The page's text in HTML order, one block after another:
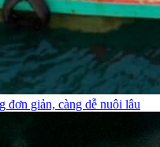
đơn giản, càng dễ nuôi lâu